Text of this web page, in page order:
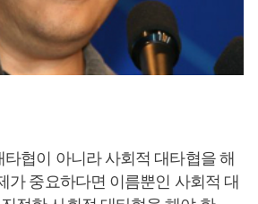
타협이 아니라 사회적 대타협을 해
가 중요하다면 이름뿐인 사회적 대